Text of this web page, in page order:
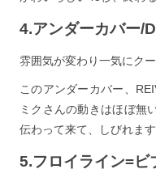
4.アンダーカバー/
雰囲気が変わり一気にクー
このアンダーカバー、
ミクさんの動きはほぼ無
伝わって来て、しびれま
5.フロイライン=